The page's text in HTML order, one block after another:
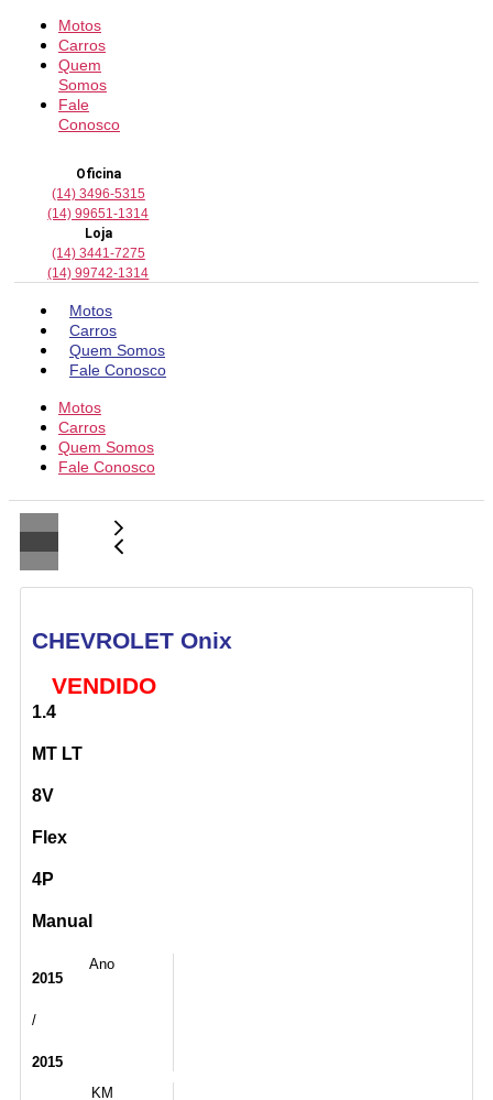
Motos
Carros
Quem
Somos
Fale
Conosco
Oficina
(14) 3496-5315
(14) 99651-1314
Loja
(14) 3441-7275
(14) 99742-1314
Motos
Carros
Quem Somos
Fale Conosco
Motos
Carros
Quem Somos
Fale Conosco
CHEVROLET Onix
VENDIDO
1.4
MT LT
8V
Flex
4P
Manual
Ano
2015
/
2015
KM